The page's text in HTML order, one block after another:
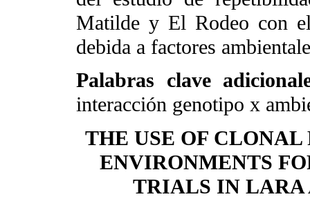
Matilde y El Rodeo con
debida a factores
Palabras clave
interacción genotipo x
THE USE OF
ENVIRONMENTS
TRIALS IN LARA